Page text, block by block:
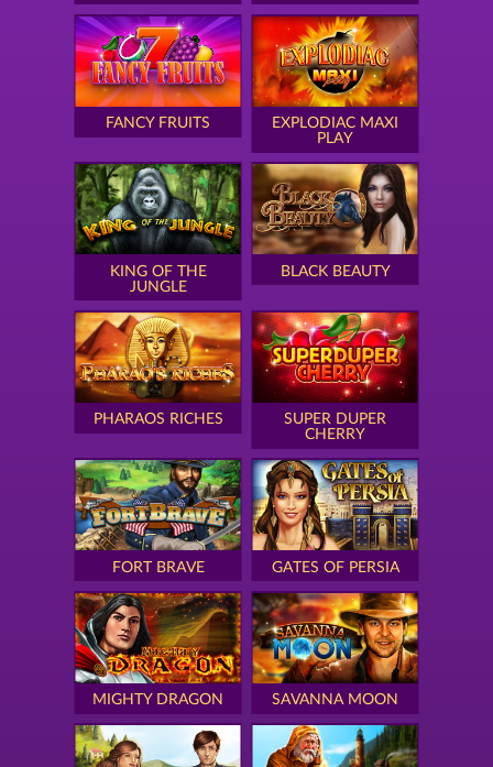
FANCY FRUITS
EXPLODIAC MAXI
PLAY
KING OF THE
JUNGLE
BLACK BEAUTY
PHARAOS RICHES
SUPER DUPER
CHERRY
FORT BRAVE GATES OF PERSIA
MIGHTY DRAGON SAVANNA MOON